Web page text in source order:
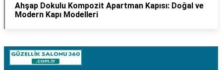
Ahşap Dokulu Kompozit Apartman Kapısı: Doğal ve
Modern Kapı Modelleri